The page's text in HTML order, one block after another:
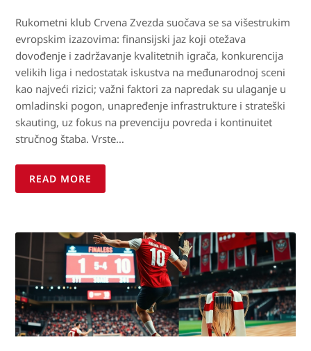
Rukometni klub Crvena Zvezda suočava se sa višestrukim
evropskim izazovima: finansijski jaz koji otežava
dovođenje i zadržavanje kvalitetnih igrača, konkurencija
velikih liga i nedostatak iskustva na međunarodnoj sceni
kao najveći rizici; važni faktori za napredak su ulaganje u
omladinski pogon, unapređenje infrastrukture i strateški
skauting, uz fokus na prevenciju povreda i kontinuitet
stručnog štaba. Vrste…
READ MORE